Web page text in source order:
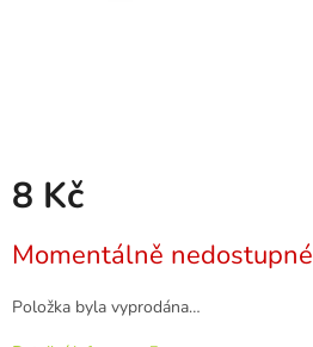
8 Kč
cena:
Momentálně nedostupné
Položka byla vyprodána…